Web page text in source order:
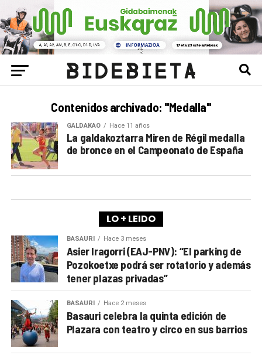
Contenidos archivado: "Medalla"
GALDAKAO Hace 11 años
La galdakoztarra Miren de Régil medalla
de bronce en el Campeonato de España
LO + LEIDO
BASAURI Hace 3 meses
Asier Iragorri (EAJ-PNV): “El parking de
Pozokoetxe podrá ser rotatorio y además
tener plazas privadas”
BASAURI Hace 2 meses
Basauri celebra la quinta edición de
Plazara con teatro y circo en sus barrios